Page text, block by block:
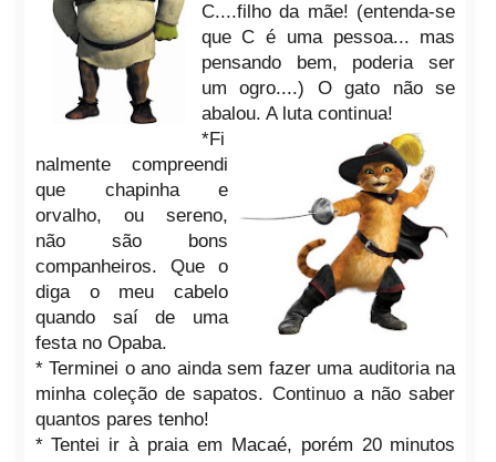
C....filho da mãe! (entenda-se
que C é uma pessoa... mas
pensando bem, poderia ser
um ogro....) O gato não se
abalou. A luta continua!
*Fi
nalmente compreendi
que chapinha e
orvalho, ou sereno,
não são bons
companheiros. Que o
diga o meu cabelo
quando saí de uma
festa no Opaba.
* Terminei o ano ainda sem fazer uma auditoria na
minha coleção de sapatos. Continuo a não saber
quantos pares tenho!
* Tentei ir à praia em Macaé, porém 20 minutos